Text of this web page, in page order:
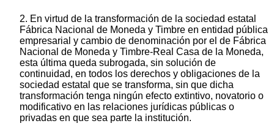
2. En virtud de la transformación de la sociedad estatal
Fábrica Nacional de Moneda y Timbre en entidad pública
empresarial y cambio de denominación por el de Fábrica
Nacional de Moneda y Timbre-Real Casa de la Moneda,
esta última queda subrogada, sin solución de
continuidad, en todos los derechos y obligaciones de la
sociedad estatal que se transforma, sin que dicha
transformación tenga ningún efecto extintivo, novatorio o
modificativo en las relaciones jurídicas públicas o
privadas en que sea parte la institución.